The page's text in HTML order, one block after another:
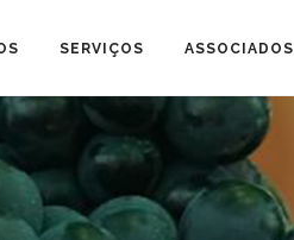
SERVIÇOS ASSOCIADOS